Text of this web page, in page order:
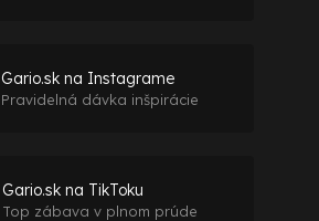
Gario.sk na Instagrame
Pravidelná dávka inšpirácie
Gario.sk na TikToku
Top zábava v plnom prúde